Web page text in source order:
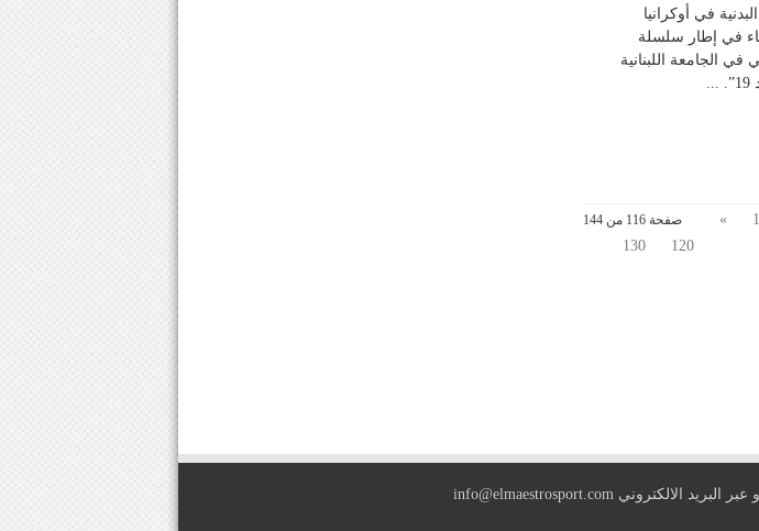
في أوكرانيا
أيلول الجاري. ويأتي اللقاء في إطار سلسلة
في الجامعة اللبنانية
صفحة 116 من 144
»
120
130
info@elmaestrosport.com